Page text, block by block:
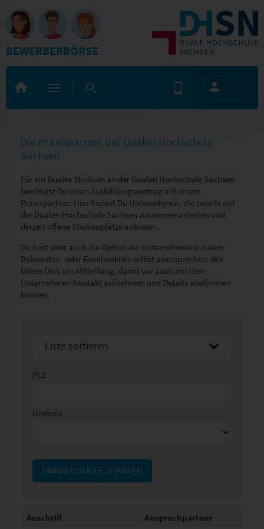
BEWERBERBÖRSE
Die Praxispartner der Dualen Hochschule
Sachsen
Für ein Duales Studium an der Dualen Hochschule Sachsen
benötigst Du einen Ausbildungsvertrag mit einem
Praxispartner. Hier findest Du Unternehmen, die bereits mit
der Dualen Hochschule Sachsen zusammenarbeiten und
derzeit offene Studienplätze anbieten.
Du hast aber auch die Option ein Unternehmen aus dem
Bekannten- oder Familienkreis selbst anzusprechen. Wir
bitten Dich um Mitteilung, damit wir auch mit dem
Unternehmen Kontakt aufnehmen und Details abstimmen
können.
Liste sortieren
PLZ
Umkreis
UMKREISSUCHE STARTEN
Anschrift
Ansprechpartner